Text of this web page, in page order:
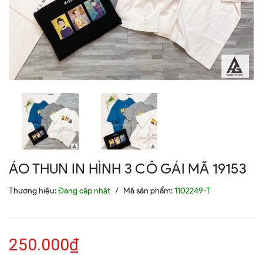
ÁO THUN IN HÌNH 3 CÔ GÁI MÃ 19153
Thương hiệu:Đang cập nhật / Mã sản phẩm:1102249-T
250.000₫